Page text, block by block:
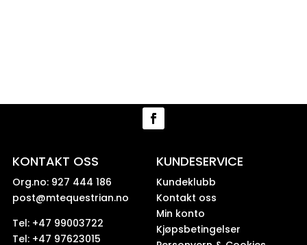
KONTAKT OSS
Org.no: 927 444 186
post@mtequestrian.no
Tel: +47 99003722
Tel: +47 97623015
KUNDESERVICE
Kundeklubb
Kontakt oss
Min konto
Kjøpsbetingelser